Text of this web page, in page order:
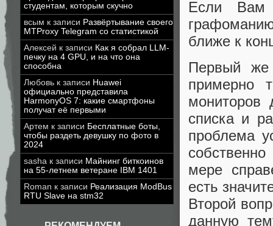
студентам, которым скучно
всым к записи Развёртывание своего
MTProxy Telegram со статистикой
Алексей к записи Как я собрал LLM-
печку на 4 GPU, и на что она
способна
Любовь к записи Huawei
официально представила
HarmonyOS 7: какие смартфоны
получат её первыми
Артем к записи Бесплатные боты,
чтобы раздеть девушку по фото в
2024
sasha к записи Майнинг биткоинов
на 55-летнем ветеране IBM 1401
Roman к записи Реализация ModBus
RTU Slave на stm32
Если Вам
ближе к
Первый же
примерно
мониторов
списка и
проблема
мере
есть
Второй
данную